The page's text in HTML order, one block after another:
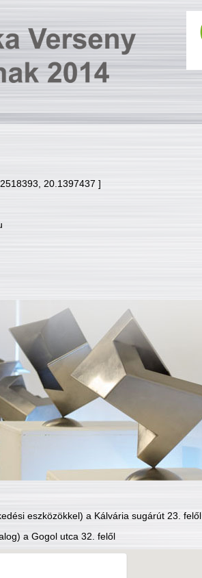
20.1397437 ]
eszközökkel) a Kálvária sugárút 23. felől
a Gogol utca 32. felől